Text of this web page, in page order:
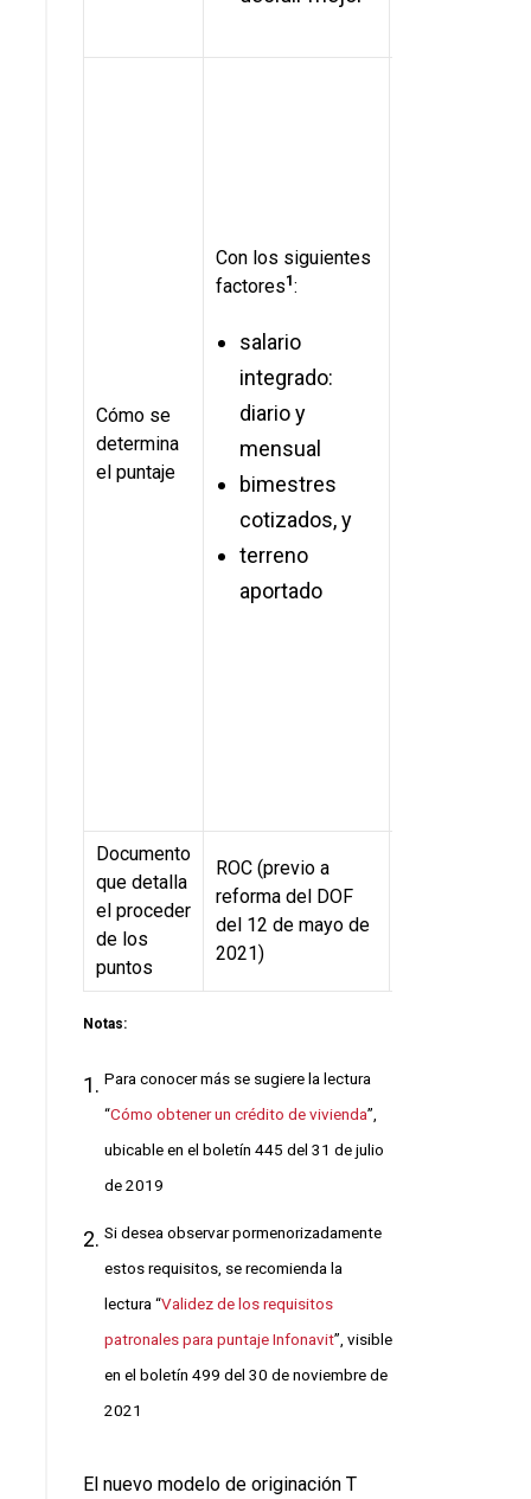
Cómo se
determina
el puntaje
Con los siguientes
factores1:
salario
integrado:
diario y
mensual
bimestres
cotizados, y
terreno
aportado
Documento
que detalla
el proceder
de los
puntos
ROC (previo a
reforma del DOF
del 12 de mayo de
2021)
Notas:
Para conocer más se sugiere la lectura
“Cómo obtener un crédito de vivienda”,
ubicable en el boletín 445 del 31 de julio
de 2019
Si desea observar pormenorizadamente
estos requisitos, se recomienda la
lectura “Validez de los requisitos
patronales para puntaje Infonavit”, visible
en el boletín 499 del 30 de noviembre de
2021
El nuevo modelo de originación T